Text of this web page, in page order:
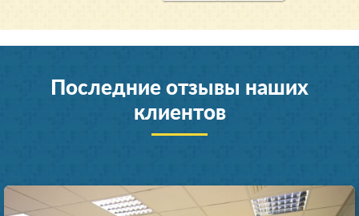
Последние отзывы наших
клиентов